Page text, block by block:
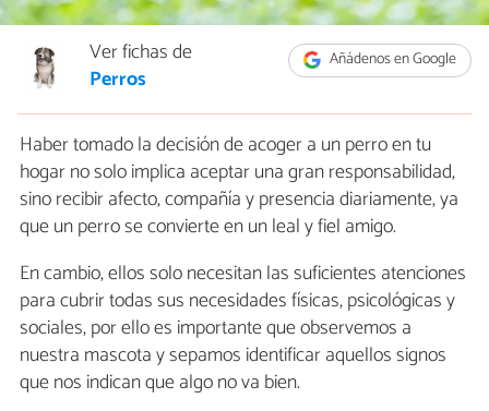
Añádenos en Google
Ver fichas de
Perros
Haber tomado la decisión de acoger a un perro en tu
hogar no solo implica aceptar una gran responsabilidad,
sino recibir afecto, compañía y presencia diariamente, ya
que un perro se convierte en un leal y fiel amigo.
En cambio, ellos solo necesitan las suficientes atenciones
para cubrir todas sus necesidades físicas, psicológicas y
sociales, por ello es importante que observemos a
nuestra mascota y sepamos identificar aquellos signos
que nos indican que algo no va bien.